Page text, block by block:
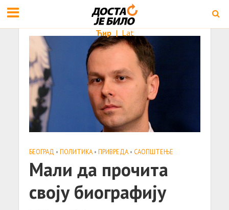
Ћир | Lat
БЕОГРАД • ПОЛИТИКА • ПРИВРЕДА • САОПШТЕЊE
Мали да прочита
своју биографију